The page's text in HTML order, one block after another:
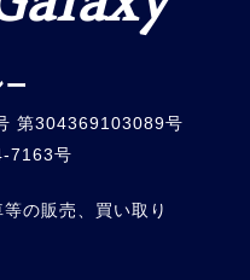
第304369103089号
7163号
の販売、買い取り